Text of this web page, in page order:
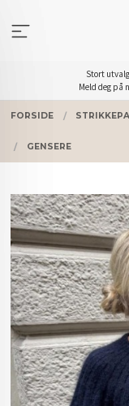
innholdet
Stort utvalg
Meld deg på
FORSIDE
GENSERE